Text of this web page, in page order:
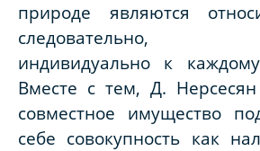
природе являются
следовательно,
индивидуально к
Вместе с тем, Д. Нерсесян
совместное имущество
себе совокупность как